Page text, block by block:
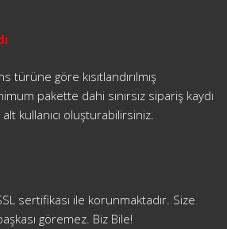
türüne göre kısıtlandırılmış
pakette dahi sınırsız sipariş kaydı
alt kullanıcı oluşturabilirsiniz.
sertifikası ile korunmaktadır. Size
göremez. Biz Bile!